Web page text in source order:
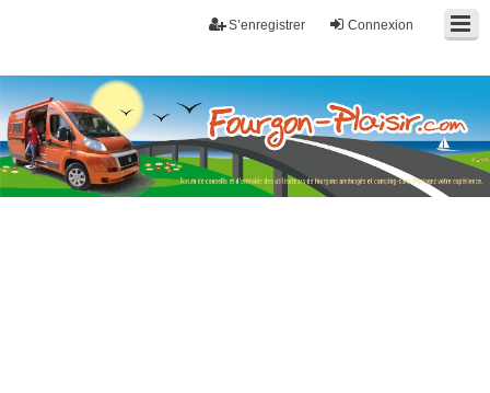
Connexion
S’enregistrer
Fourgon-plaisir.com
Forum de conseils et d'entraide des utilisateurs de fourgons, fourgons
aménagés, vans et de camping-car. Partagez votre expérience.